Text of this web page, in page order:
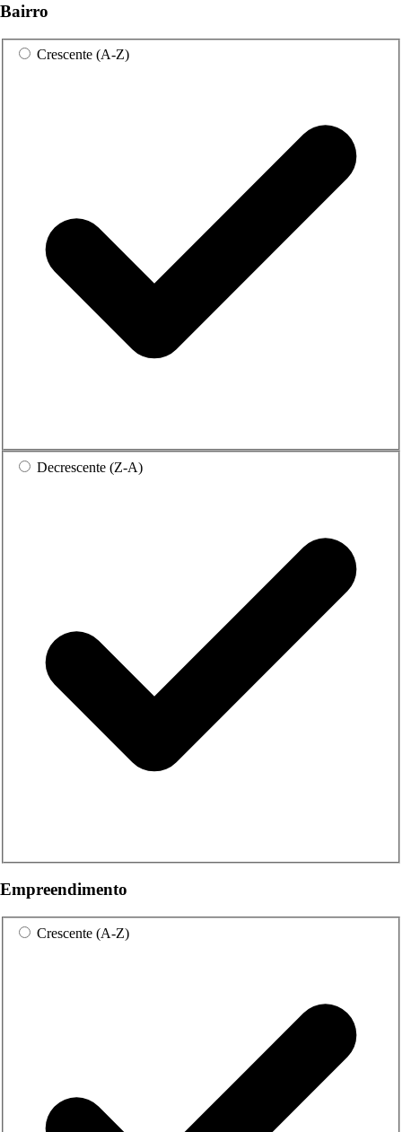
Bairro
Crescente (A-Z)
Decrescente (Z-A)
Empreendimento
Crescente (A-Z)